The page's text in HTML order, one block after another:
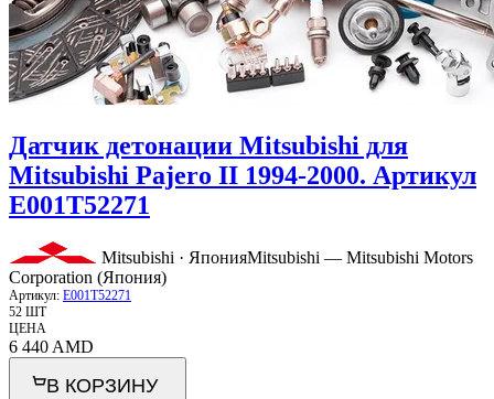
Датчик детонации Mitsubishi для
Mitsubishi Pajero II 1994-2000. Артикул
E001T52271
Mitsubishi · ЯпонияMitsubishi — Mitsubishi Motors
Corporation (Япония)
Артикул: E001T52271
52 ШТ
ЦЕНА
6 440AMD
В КОРЗИНУ